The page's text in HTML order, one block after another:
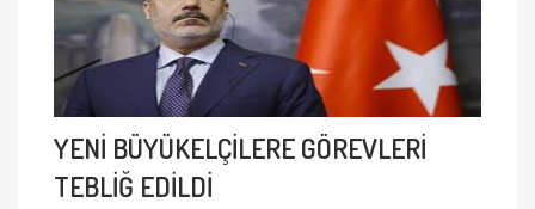
YENİ BÜYÜKELÇİLERE GÖREVLERİ
TEBLİĞ EDİLDİ